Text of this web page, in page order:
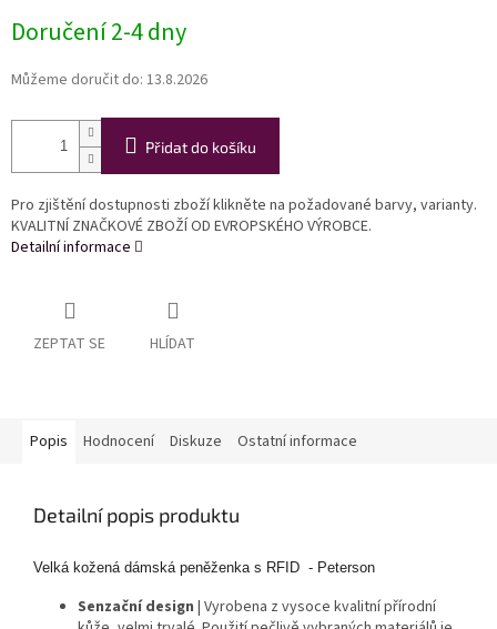
cena:
Doručení 2-4 dny
Můžeme doručit do: 13.8.2026
Přidat do košíku
Pro zjištění dostupnosti zboží klikněte na požadované barvy, varianty.
KVALITNÍ ZNAČKOVÉ ZBOŽÍ OD EVROPSKÉHO VÝROBCE.
Detailní informace
ZEPTAT SE HLÍDAT
Popis Hodnocení Diskuze Ostatní informace
Detailní popis produktu
Velká kožená dámská peněženka s RFID - Peterson
Senzační design | Vyrobena z vysoce kvalitní přírodní